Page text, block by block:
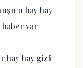
hay hay
var
hay hay gizli